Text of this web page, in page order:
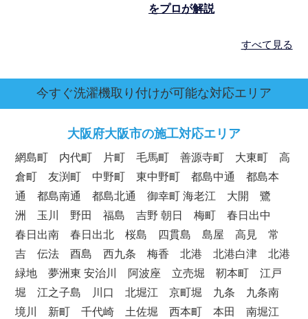
をプロが解説
すべて見る
今すぐ洗濯機取り付けが可能な対応エリア
大阪府大阪市の施工対応エリア
網島町 内代町 片町 毛馬町 善源寺町 大東町 高
倉町 友渕町 中野町 東中野町 都島中通 都島本
通 都島南通 都島北通 御幸町 海老江 大開 鷺
洲 玉川 野田 福島 吉野 朝日 梅町 春日出中
春日出南 春日出北 桜島 四貫島 島屋 高見 常
吉 伝法 酉島 西九条 梅香 北港 北港白津 北港
緑地 夢洲東 安治川 阿波座 立売堀 靭本町 江戸
堀 江之子島 川口 北堀江 京町堀 九条 九条南
境川 新町 千代崎 土佐堀 西本町 本田 南堀江